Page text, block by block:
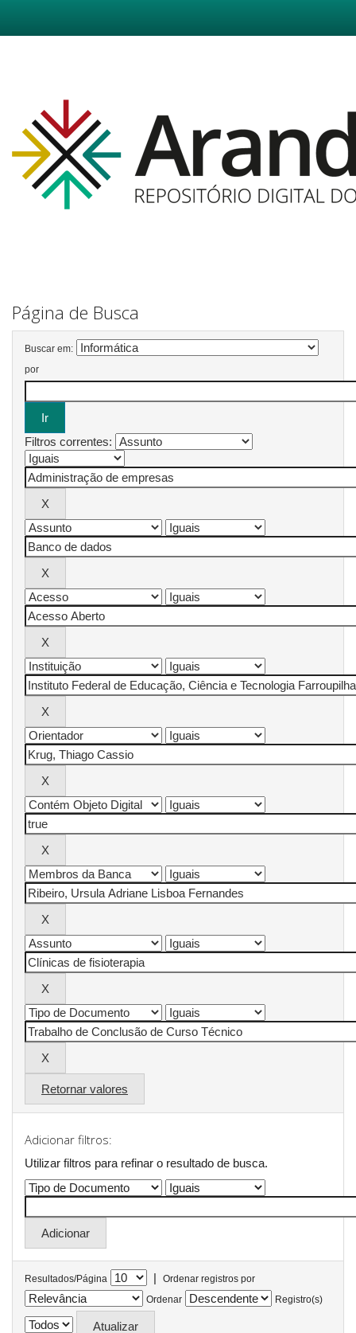
Página de Busca
Buscar em:
por
Filtros correntes:
Retornar valores
Adicionar filtros:
Utilizar filtros para refinar o resultado de busca.
Resultados/Página |
Ordenar registros por
Ordenar
Registro(s)